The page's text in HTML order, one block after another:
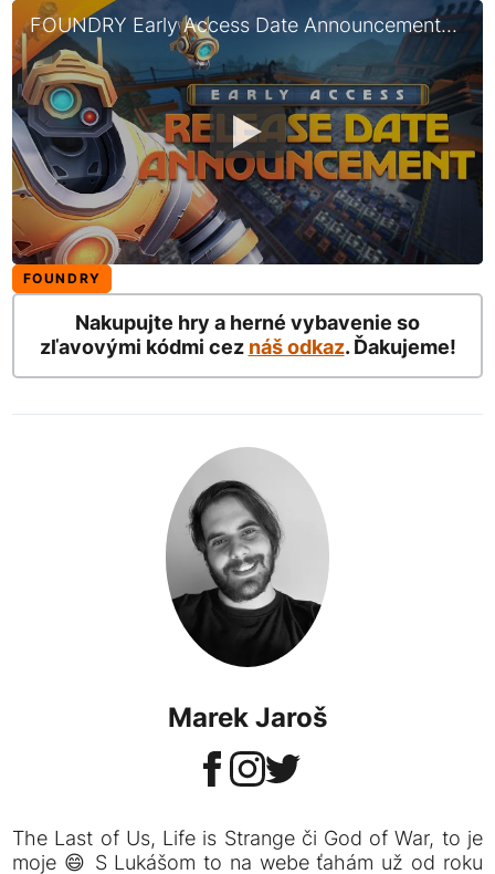
FOUNDRY Early Access Date Announcement Trailer | Made by players!
FOUNDRY
Nakupujte hry a herné vybavenie so
zľavovými kódmi cez náš odkaz. Ďakujeme!
Marek Jaroš
The Last of Us, Life is Strange či God of War, to je
moje 😄 S Lukášom to na webe ťahám už od roku